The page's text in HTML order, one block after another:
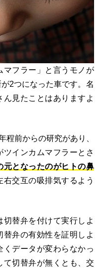
マフラー」と言うモノが
2つになった車です。名
見たことはありますよ
程前からの研究があり、
インカムマフラーとさ
元となったのがヒトの鼻
右交互の吸排気するよう
替弁を付けて実行しよ
替弁の有効性を証明しよ
データが変わらなかっ
て切替弁が無くとも、交